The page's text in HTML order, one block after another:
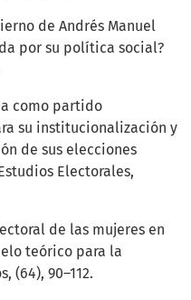
de Andrés Manuel
por su política social?
como partido
su institucionalización y
de sus elecciones
Electorales,
de las mujeres en
teórico para la
(64), 90–112.